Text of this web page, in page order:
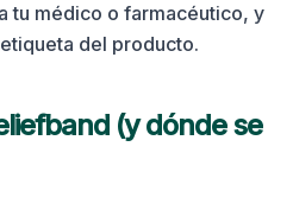
tu médico o farmacéutico, y
del producto.
(y dónde se